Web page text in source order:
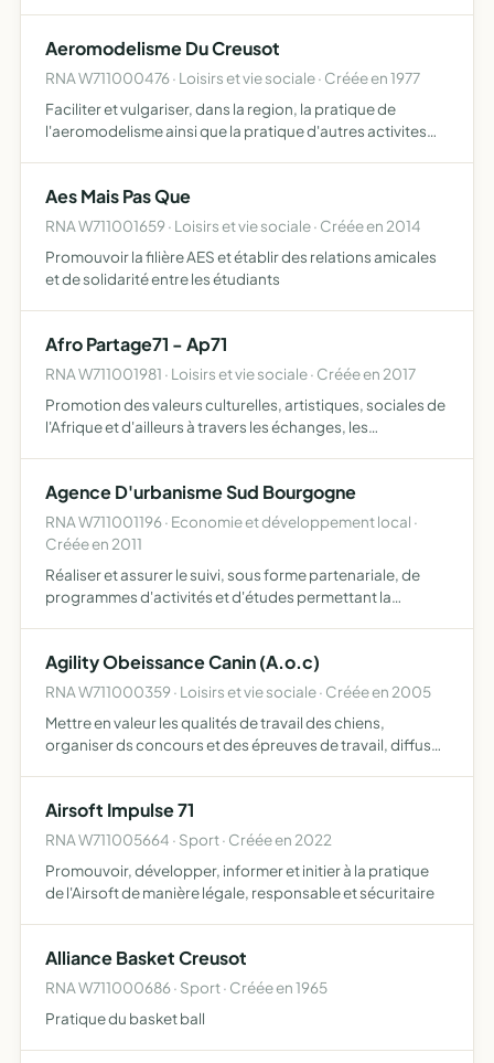
Aeromodelisme Du Creusot
RNA W711000476 · Loisirs et vie sociale · Créée en 1977
Faciliter et vulgariser, dans la region, la pratique de
l'aeromodelisme ainsi que la pratique d'autres activites
Aes Mais Pas Que
RNA W711001659 · Loisirs et vie sociale · Créée en 2014
Promouvoir la filière AES et établir des relations amicales
et de solidarité entre les étudiants
Afro Partage71 - Ap71
RNA W711001981 · Loisirs et vie sociale · Créée en 2017
Promotion des valeurs culturelles, artistiques, sociales de
l'Afrique et d'ailleurs à travers les échanges, les
Agence D'urbanisme Sud Bourgogne
RNA W711001196 · Economie et développement local ·
Créée en 2011
Réaliser et assurer le suivi, sous forme partenariale, de
programmes d'activités et d'études permettant la
Agility Obeissance Canin (A.o.c)
RNA W711000359 · Loisirs et vie sociale · Créée en 2005
Mettre en valeur les qualités de travail des chiens,
organiser ds concours et des épreuves de travail, diffuser
Airsoft Impulse 71
RNA W711005664 · Sport · Créée en 2022
Promouvoir, développer, informer et initier à la pratique
de l'Airsoft de manière légale, responsable et sécuritaire
Alliance Basket Creusot
RNA W711000686 · Sport · Créée en 1965
Pratique du basket ball